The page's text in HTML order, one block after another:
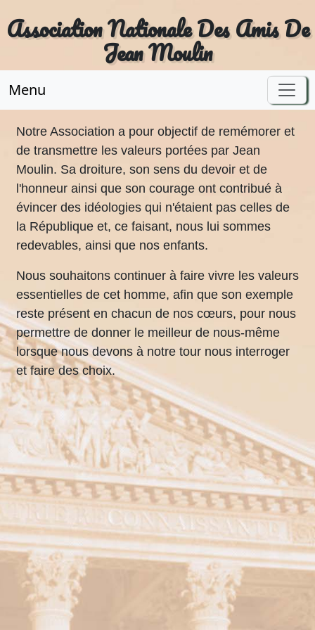
Association Nationale Des Amis De
Jean Moulin
Menu
Notre Association a pour objectif de remémorer et
de transmettre les valeurs portées par Jean
Moulin. Sa droiture, son sens du devoir et de
l'honneur ainsi que son courage ont contribué à
évincer des idéologies qui n'étaient pas celles de
la République et, ce faisant, nous lui sommes
redevables, ainsi que nos enfants.
Nous souhaitons continuer à faire vivre les valeurs
essentielles de cet homme, afin que son exemple
reste présent en chacun de nos cœurs, pour nous
permettre de donner le meilleur de nous-même
lorsque nous devons à notre tour nous interroger
et faire des choix.